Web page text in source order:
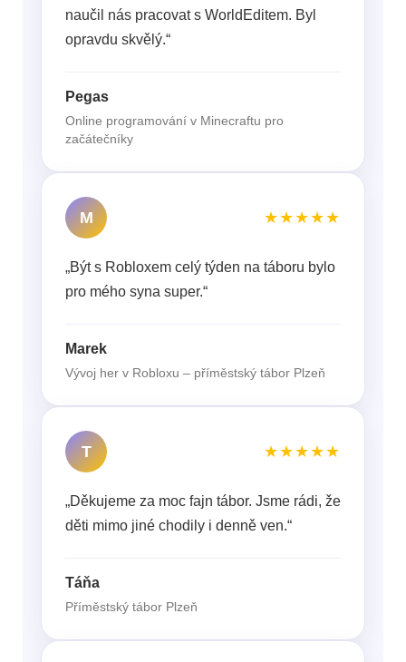
naučil nás pracovat s WorldEditem. Byl
opravdu skvělý.“
Pegas
Online programování v Minecraftu pro
začátečníky
M ★★★★★
„Být s Robloxem celý týden na táboru bylo
pro mého syna super.“
Marek
Vývoj her v Robloxu – příměstský tábor Plzeň
T ★★★★★
„Děkujeme za moc fajn tábor. Jsme rádi, že
děti mimo jiné chodily i denně ven.“
Táňa
Příměstský tábor Plzeň